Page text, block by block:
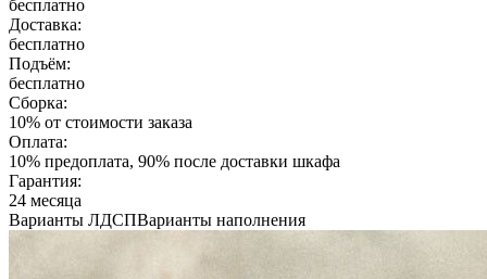
бесплатно
Доставка:
бесплатно
Подъём:
бесплатно
Сборка:
10% от стоимости заказа
Оплата:
10% предоплата, 90% после доставки шкафа
Гарантия:
24 месяца
Варианты ЛДСПВарианты наполнения